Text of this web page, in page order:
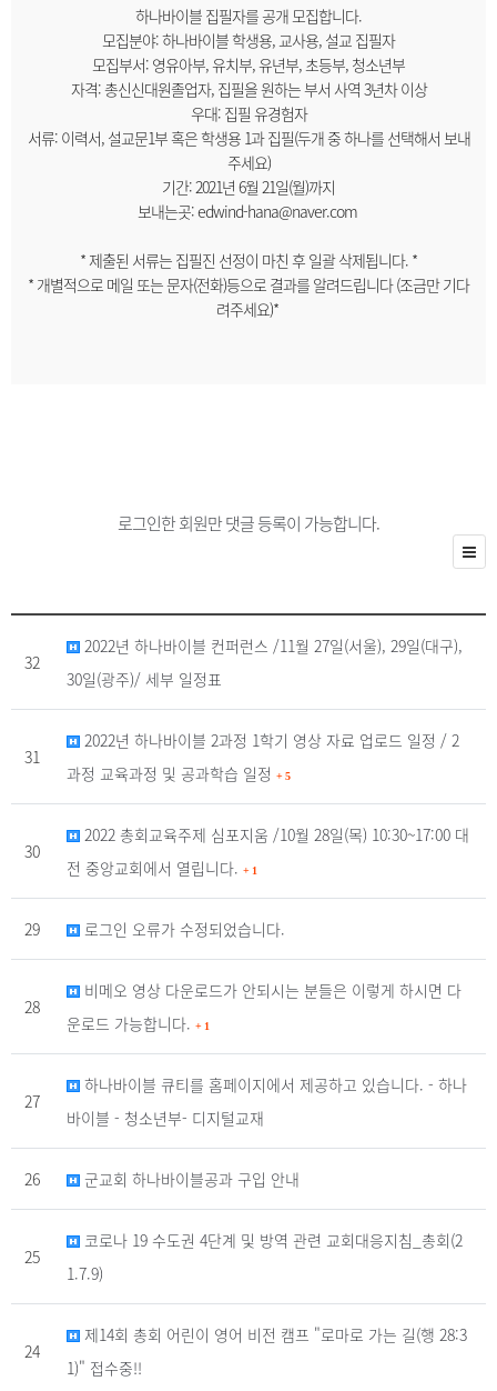
하나바이블 집필자를 공개 모집합니다.
모집분야: 하나바이블 학생용, 교사용, 설교 집필자
모집부서: 영유아부, 유치부, 유년부, 초등부, 청소년부
자격: 총신신대원졸업자, 집필을 원하는 부서 사역 3년차 이상
우대: 집필 유경험자
서류: 이력서, 설교문1부 혹은 학생용 1과 집필(두개 중 하나를 선택해서 보내
주세요)
기간: 2021년 6월 21일(월)까지
보내는곳: edwind-hana@naver.com
* 제출된 서류는 집필진 선정이 마친 후 일괄 삭제됩니다. *
* 개별적으로 메일 또는 문자(전화)등으로 결과를 알려드립니다 (조금만 기다
려주세요)*
로그인한 회원만 댓글 등록이 가능합니다.
32
2022년 하나바이블 컨퍼런스 /11월 27일(서울), 29일(대구),
30일(광주)/ 세부 일정표
31
2022년 하나바이블 2과정 1학기 영상 자료 업로드 일정 / 2
과정 교육과정 및 공과학습 일정 + 5
30
2022 총회교육주제 심포지움 /10월 28일(목) 10:30~17:00 대
전 중앙교회에서 열립니다. + 1
29 로그인 오류가 수정되었습니다.
28
비메오 영상 다운로드가 안되시는 분들은 이렇게 하시면 다
운로드 가능합니다. + 1
27
하나바이블 큐티를 홈페이지에서 제공하고 있습니다. - 하나
바이블 - 청소년부- 디지털교재
26 군교회 하나바이블공과 구입 안내
25
코로나 19 수도권 4단계 및 방역 관련 교회대응지침_총회(2
1.7.9)
24
제14회 총회 어린이 영어 비전 캠프 "로마로 가는 길(행 28:3
1)" 접수중!!